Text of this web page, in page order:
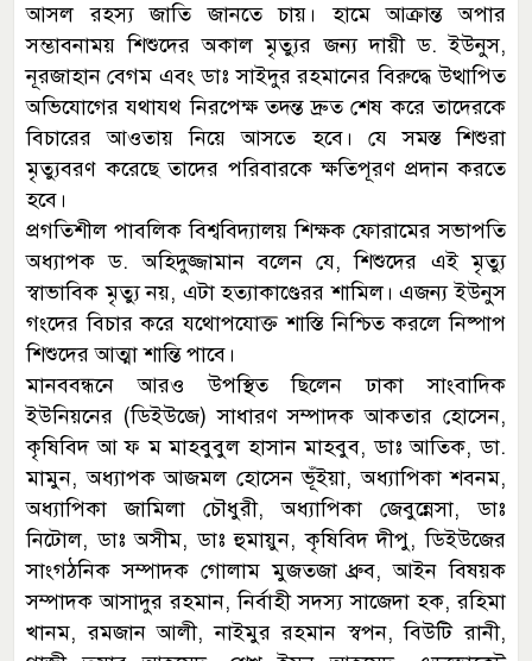
আসল রহস্য জাতি জানতে চায়। হামে আক্রান্ত অপার
সম্ভাবনাময় শিশুদের অকাল মৃত্যুর জন্য দায়ী ড. ইউনুস,
নূরজাহান বেগম এবং ডাঃ সাইদুর রহমানের বিরুদ্ধে উত্থাপিত
অভিযোগের যথাযথ নিরপেক্ষ তদন্ত দ্রুত শেষ করে তাদেরকে
বিচারের আওতায় নিয়ে আসতে হবে। যে সমস্ত শিশুরা
মৃত্যুবরণ করেছে তাদের পরিবারকে ক্ষতিপূরণ প্রদান করতে
হবে।
প্রগতিশীল পাবলিক বিশ্ববিদ্যালয় শিক্ষক ফোরামের সভাপতি
অধ্যাপক ড. অহিদুজ্জামান বলেন যে, শিশুদের এই মৃত্যু
স্বাভাবিক মৃত্যু নয়, এটা হত্যাকাণ্ডেরর শামিল। এজন্য ইউনুস
গংদের বিচার করে যথোপযোক্ত শাস্তি নিশ্চিত করলে নিষ্পাপ
শিশুদের আত্মা শান্তি পাবে।
মানববন্ধনে আরও উপস্থিত ছিলেন ঢাকা সাংবাদিক
ইউনিয়নের (ডিইউজে) সাধারণ সম্পাদক আকতার হোসেন,
কৃষিবিদ আ ফ ম মাহবুবুল হাসান মাহবুব, ডাঃ আতিক, ডা.
মামুন, অধ্যাপক আজমল হোসেন ভূঁইয়া, অধ্যাপিকা শবনম,
অধ্যাপিকা জামিলা চৌধুরী, অধ্যাপিকা জেবুন্নেসা, ডাঃ
নিটোল, ডাঃ অসীম, ডাঃ হুমায়ুন, কৃষিবিদ দীপু, ডিইউজের
সাংগঠনিক সম্পাদক গোলাম মুজতজা ধ্রুব, আইন বিষয়ক
সম্পাদক আসাদুর রহমান, নির্বাহী সদস্য সাজেদা হক, রহিমা
খানম, রমজান আলী, নাইমুর রহমান স্বপন, বিউটি রানী,